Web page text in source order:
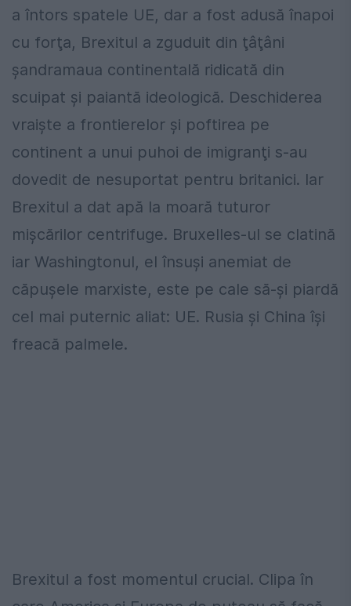
a întors spatele UE, dar a fost adusă înapoi
cu forţa, Brexitul a zguduit din ţâţâni
şandramaua continentală ridicată din
scuipat și paiantă ideologică. Deschiderea
vraişte a frontierelor şi poftirea pe
continent a unui puhoi de imigranţi s-au
dovedit de nesuportat pentru britanici. Iar
Brexitul a dat apă la moară tuturor
mişcărilor centrifuge. Bruxelles-ul se clatină
iar Washingtonul, el însuşi anemiat de
căpușele marxiste, este pe cale să-şi piardă
cel mai puternic aliat: UE. Rusia şi China își
freacă palmele.
Brexitul a fost momentul crucial. Clipa în